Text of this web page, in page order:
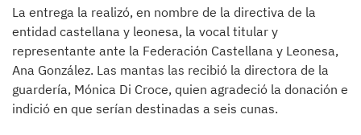
La entrega la realizó, en nombre de la directiva de la
entidad castellana y leonesa, la vocal titular y
representante ante la Federación Castellana y Leonesa,
Ana González. Las mantas las recibió la directora de la
guardería, Mónica Di Croce, quien agradeció la donación e
indició en que serían destinadas a seis cunas.